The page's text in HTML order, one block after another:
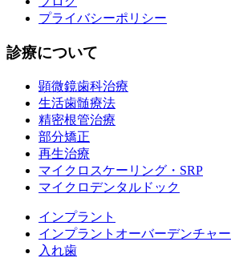
プライバシーポリシー
診療について
顕微鏡歯科治療
生活歯髄療法
精密根管治療
部分矯正
再生治療
マイクロスケーリング・SRP
マイクロデンタルドック
インプラント
インプラントオーバーデンチャー
入れ歯